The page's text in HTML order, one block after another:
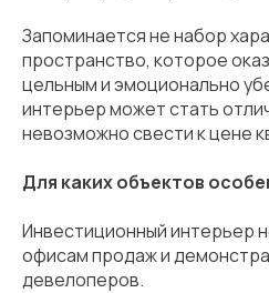
Запоминается не набор
пространство, которое
цельным и эмоционально
интерьер может стать
невозможно свести к цене
Для каких объектов
Инвестиционный интерьер
офисам продаж и
девелоперов.